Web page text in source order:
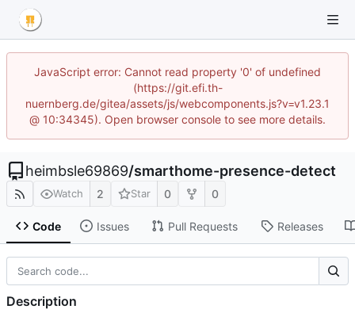
JavaScript error: Cannot read property '0' of undefined
(https://git.efi.th-
nuernberg.de/gitea/assets/js/webcomponents.js?v=v1.23.1
@ 10:34345). Open browser console to see more details.
heimbsle69869/smarthome-presence-detect
Watch 2 Star 0 0
Code Issues Pull Requests Releases
Description